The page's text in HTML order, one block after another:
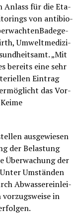
Anlass für die Eta­
von anti­bio­
Umwelt­me­di­zi­
„Mit
bereits eine sehr
Ein­trag
das Vor­
aus­ge­wie­sen
der Belas­tung
Über­wa­chung der
Umstän­den
Abwas­ser­ein­lei­
in